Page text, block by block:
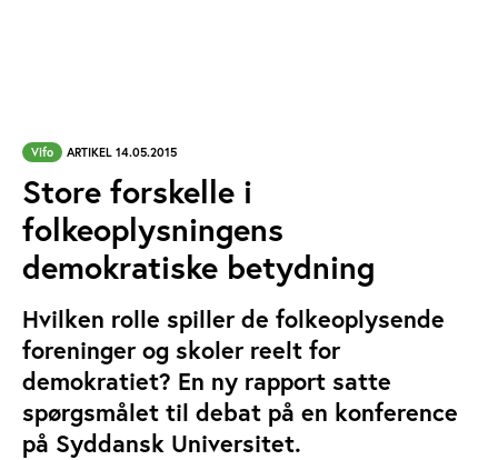
Vifo ARTIKEL 14.05.2015
Store forskelle i
folkeoplysningens
demokratiske betydning
Hvilken rolle spiller de folkeoplysende
foreninger og skoler reelt for
demokratiet? En ny rapport satte
spørgsmålet til debat på en konference
på Syddansk Universitet.